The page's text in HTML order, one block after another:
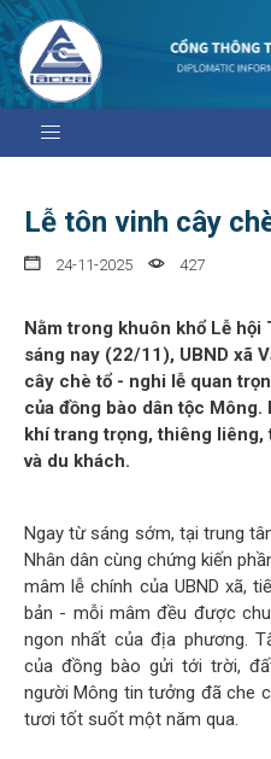
Lễ tôn vinh cây
24-11-2025 427
Nằm trong khuôn khổ Lễ hội
sáng nay (22/11), UBND xã
cây chè tổ - nghi lễ quan
của đồng bào dân tộc
khí trang trọng, thiêng
và du khách.
Ngay từ sáng sớm, tại trung
Nhân dân cùng chứng kiến
mâm lễ chính của UBND xã,
bản - mỗi mâm đều được
ngon nhất của địa phương.
của đồng bào gửi tới trời,
người Mông tin tưởng đã che
tươi tốt suốt một năm qua.